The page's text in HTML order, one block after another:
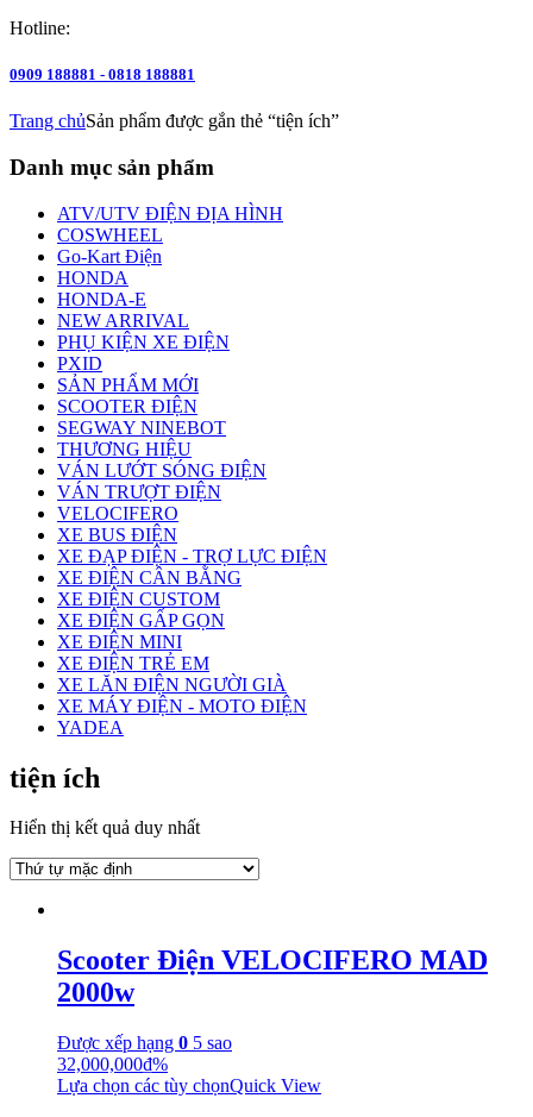
Hotline:
0909 188881 - 0818 188881
Trang chủSản phẩm được gắn thẻ “tiện ích”
Danh mục sản phẩm
ATV/UTV ĐIỆN ĐỊA HÌNH
COSWHEEL
Go-Kart Điện
HONDA
HONDA-E
NEW ARRIVAL
PHỤ KIỆN XE ĐIỆN
PXID
SẢN PHẨM MỚI
SCOOTER ĐIỆN
SEGWAY NINEBOT
THƯƠNG HIỆU
VÁN LƯỚT SÓNG ĐIỆN
VÁN TRƯỢT ĐIỆN
VELOCIFERO
XE BUS ĐIỆN
XE ĐẠP ĐIỆN - TRỢ LỰC ĐIỆN
XE ĐIỆN CÂN BẰNG
XE ĐIỆN CUSTOM
XE ĐIỆN GẤP GỌN
XE ĐIỆN MINI
XE ĐIỆN TRẺ EM
XE LĂN ĐIỆN NGƯỜI GIÀ
XE MÁY ĐIỆN - MOTO ĐIỆN
YADEA
tiện ích
Hiển thị kết quả duy nhất
Scooter Điện VELOCIFERO MAD
2000w
Được xếp hạng 0 5 sao
32,000,000₫%
Lựa chọn các tùy chọnQuick View